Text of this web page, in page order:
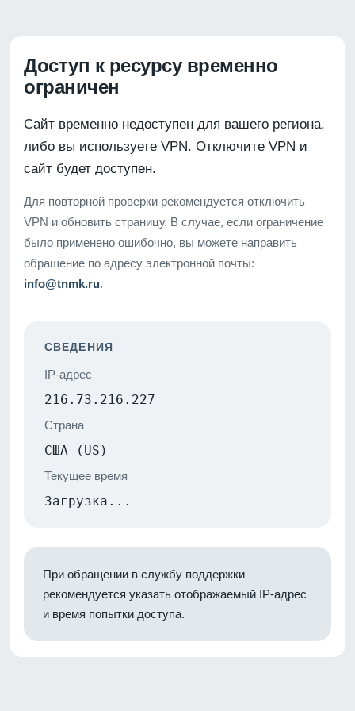
Доступ к ресурсу временно
ограничен
Сайт временно недоступен для вашего региона,
либо вы используете VPN. Отключите VPN и
сайт будет доступен.
Для повторной проверки рекомендуется отключить
VPN и обновить страницу. В случае, если ограничение
было применено ошибочно, вы можете направить
обращение по адресу электронной почты:
info@tnmk.ru.
СВЕДЕНИЯ
IP-адрес
216.73.216.227
Страна
США (US)
Текущее время
Загрузка...
При обращении в службу поддержки
рекомендуется указать отображаемый IP-адрес
и время попытки доступа.